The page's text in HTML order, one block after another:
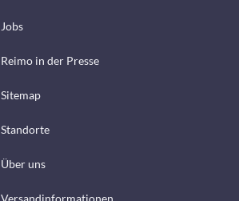
Jobs
Reimo in der Presse
Sitemap
Standorte
Über uns